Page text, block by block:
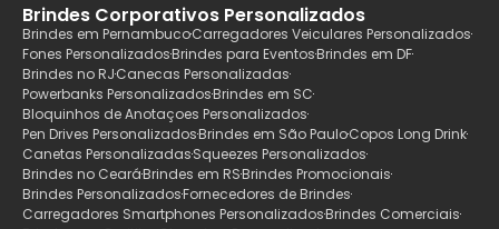
Brindes Corporativos Personalizados
Brindes em PernambucoCarregadores Veiculares Personalizados
Fones PersonalizadosBrindes para EventosBrindes em DF
Brindes no RJCanecas Personalizadas
Powerbanks PersonalizadosBrindes em SC
Bloquinhos de Anotaçoes Personalizados
Pen Drives PersonalizadosBrindes em São PauloCopos Long Drink
Canetas PersonalizadasSqueezes Personalizados
Brindes no CearáBrindes em RSBrindes Promocionais
Brindes PersonalizadosFornecedores de Brindes
Carregadores Smartphones PersonalizadosBrindes Comerciais